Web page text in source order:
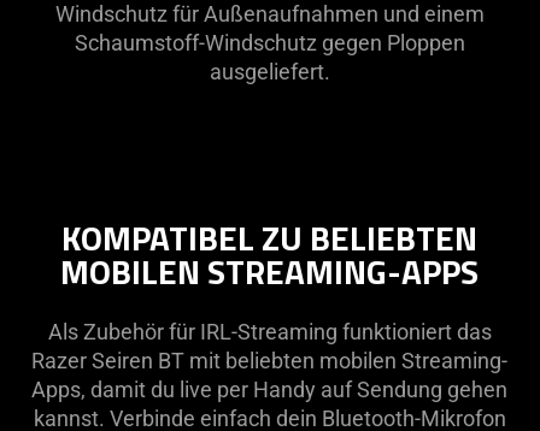
Windschutz für Außenaufnahmen und einem
Schaumstoff-Windschutz gegen Ploppen
ausgeliefert.
KOMPATIBEL ZU BELIEBTEN
MOBILEN STREAMING-APPS
Als Zubehör für IRL-Streaming funktioniert das
Razer Seiren BT mit beliebten mobilen Streaming-
Apps, damit du live per Handy auf Sendung gehen
kannst. Verbinde einfach dein Bluetooth-Mikrofon